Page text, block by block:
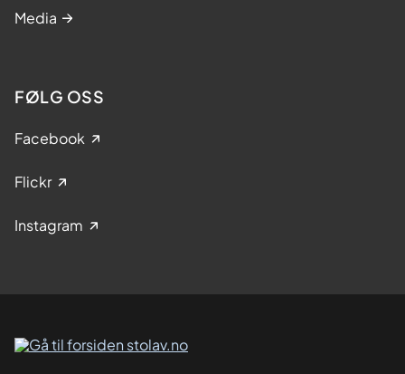
Media
FØLG OSS
Facebook
Flickr
Instagram